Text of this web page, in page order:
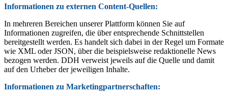
Informationen zu externen Content-Quellen:
In mehreren Bereichen unserer Plattform können Sie auf
Informationen zugreifen, die über entsprechende Schnittstellen
bereitgestellt werden. Es handelt sich dabei in der Regel um Formate
wie XML oder JSON, über die beispielsweise redaktionelle News
bezogen werden. DDH verweist jeweils auf die Quelle und damit
auf den Urheber der jeweiligen Inhalte.
Informationen zu Marketingpartnerschaften: